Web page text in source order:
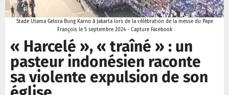
Stade Utama Gelora Bung Karno à Jakarta lors de la célébration de la messe du Pape
François le 5 septembre 2024 - Capture Facebook
« Harcelé », « traîné » : un
pasteur indonésien raconte
sa violente expulsion de son